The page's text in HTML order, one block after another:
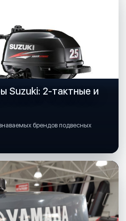
Suzuki: 2-тактные и
брендов подвесных